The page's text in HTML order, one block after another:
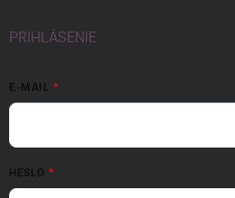
PRIHLÁSENIE
E-MAIL
HESLO